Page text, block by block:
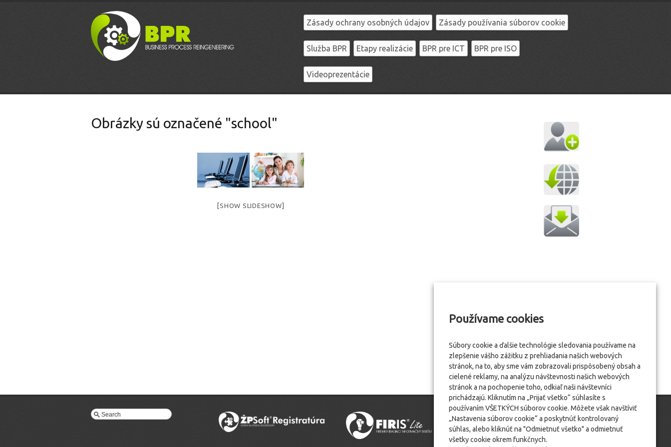
Zásady ochrany osobných údajov Zásady používania súborov cookie
Služba BPR Etapy realizácie BPR pre ICT BPR pre ISO
Videoprezentácie
Obrázky sú označené "school"
[SHOW SLIDESHOW]
Používame cookies
Súbory cookie a ďalšie technológie sledovania používame na
zlepšenie vášho zážitku z prehliadania našich webových
stránok, na to, aby sme vám zobrazovali prispôsobený obsah a
cielené reklamy, na analýzu návštevnosti našich webových
stránok a na pochopenie toho, odkiaľ naši návštevníci
prichádzajú. Kliknutím na „Prijať všetko“ súhlasíte s
používaním VŠETKÝCH súborov cookie. Môžete však navštíviť
„Nastavenia súborov cookie“ a poskytnúť kontrolovaný
súhlas, alebo kliknúť na "Odmietnuť všetko" a odmietnuť
všetky cookie okrem funkčnych.